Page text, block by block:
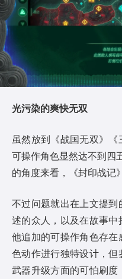
光污染的爽快无双
虽然放到《战国无双》
可操作角色显然达不到四
的角度来看，《封印战记
不过问题就出在上文提
述的众人，以及在故事
他追加的可操作角色存
色动作进行独特设计，
武器升级方面的可怕刷度